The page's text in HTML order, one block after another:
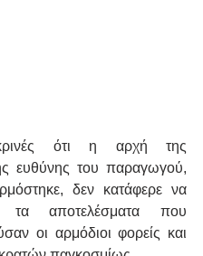
ότι η αρχή της
ευθύνης του παραγωγού,
δεν κατάφερε να
τα αποτελέσματα που
οι αρμόδιοι φορείς και